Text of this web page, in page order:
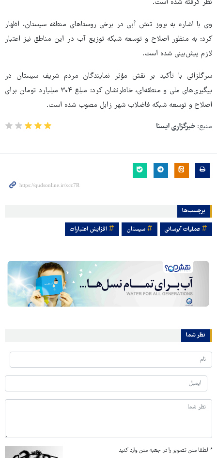
نظر گرفته شده است.
وی با اشاره به بروز تنش آبی در برخی روستاهای منطقه سیستان، اظهار
کرد: به منظور اصلاح و توسعه شبکه توزیع آب در این مناطق نیز اعتبار
لازم پیش‌بینی شده است.
سرگلزائی با تأکید بر نقش مؤثر نمایندگان مردم شریف سیستان در
پیگیری‌های ملی و منطقه‌ای، خاطرنشان کرد: مبلغ ۳۰۴ میلیارد تومان برای
اصلاح و توسعه شبکه فاضلاب شهر زابل مصوب شده است.
منبع: خبرگزاری ایسنا
برچسب‌ها
عملیات آبرسانی سیستان افزایش اعتبارات
نظر شما
* لطفا متن تصویر را در جعبه متن وارد کنید